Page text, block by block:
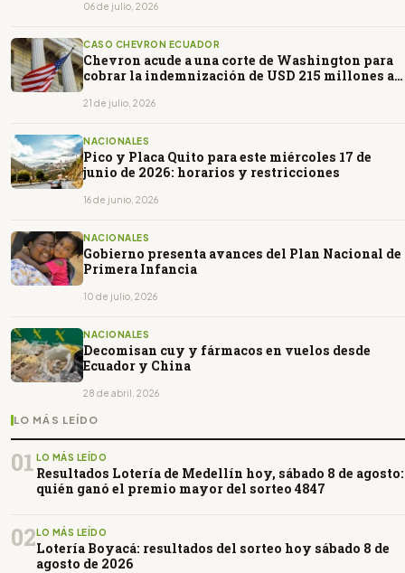
06 de julio, 2026
CASO CHEVRON ECUADOR
Chevron acude a una corte de Washington para
cobrar la indemnización de USD 215 millones a
21 de julio, 2026
NACIONALES
Pico y Placa Quito para este miércoles 17 de
junio de 2026: horarios y restricciones
16 de junio, 2026
NACIONALES
Gobierno presenta avances del Plan Nacional de
Primera Infancia
10 de julio, 2026
NACIONALES
Decomisan cuy y fármacos en vuelos desde
Ecuador y China
28 de abril, 2026
LO MÁS LEÍDO
01 LO MÁS LEÍDO
Resultados Lotería de Medellín hoy, sábado 8 de agosto:
quién ganó el premio mayor del sorteo 4847
02LO MÁS LEÍDO
Lotería Boyacá: resultados del sorteo hoy sábado 8 de
agosto de 2026